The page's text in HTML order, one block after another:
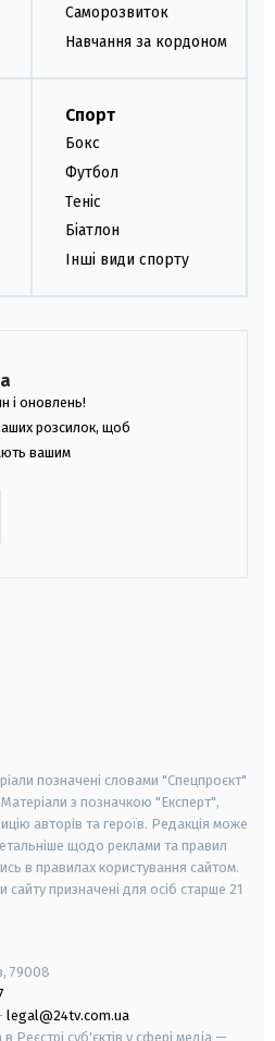
Саморозвиток
Навчання за кордоном
Спорт
Бокс
Футбол
Теніс
Біатлон
Інші види спорту
і оновлень!
розсилок, щоб
вашим
позначені словами "Спецпроєкт"
з позначкою "Експерт",
авторів та героїв. Редакція може
щодо реклами та правил
в правилах користування сайтом.
сайту призначені для осіб старше 21
79008
legal@24tv.com.ua
Реєстрі суб'єктів у сфері медіа —